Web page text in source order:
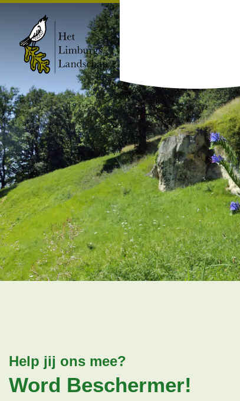
Help jij ons mee?
Word Beschermer!